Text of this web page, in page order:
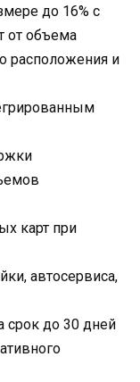
до 16% с
от объема
расположения и
карт при
автосервиса,
срок до 30 дней